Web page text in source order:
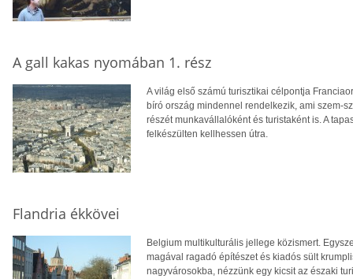
A gall kakas nyomában 1. rész
A világ első számú turisztikai célpontja
bíró ország mindennel rendelkezik, ami szem-
részét munkavállalóként és turistaként is. A
felkészülten kellhessen útra.
Flandria ékkövei
Belgium multikulturális jellege közismert.
magával ragadó építészet és kiadós sült
nagyvárosokba, nézzünk egy kicsit az északi